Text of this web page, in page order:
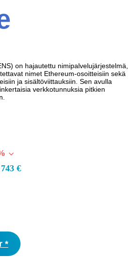
on hajautettu nimipalvelujärjestelmä,
nimet Ethereum-osoitteisiin sekä
ja sisältöviittauksiin. Sen avulla
verkkotunnuksia pitkien
€
*